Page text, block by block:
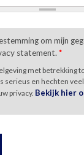
om mijn
statement. *
met betrekking
serieus en hechten
privacy. Bekijk hier